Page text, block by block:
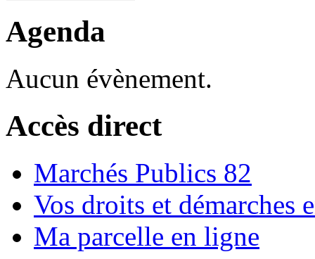
Agenda
Aucun évènement.
Accès direct
Marchés Publics 82
Vos droits et démarches
Ma parcelle en ligne